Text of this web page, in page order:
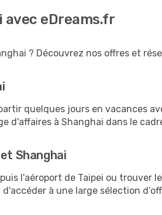
avec eDreams.fr
? Découvrez nos offres et
quelques jours en vacances
d'affaires à Shanghai dans le
Shanghai
l'aéroport de Taipei ou trouver
à une large sélection